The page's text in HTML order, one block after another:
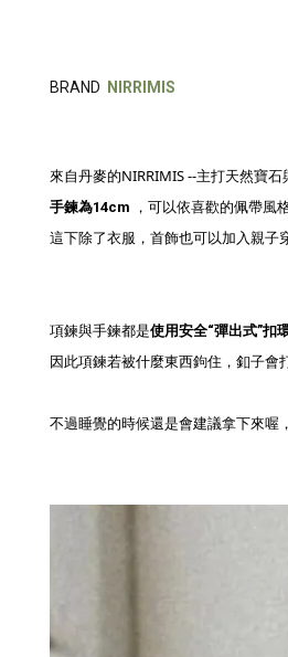
BRAND NIRRIMIS
來自丹麥的NIRRIMIS --主打天然寶石
手鍊為14cm ，可以依喜歡的佩帶風
這下除了衣服，首飾也可以加入親子
項鍊與手鍊都是使用安全“彈出式”扣
因此項鍊若被什麼東西鉤住，釦子
不過睡覺的時候還是會建議拿下來喔